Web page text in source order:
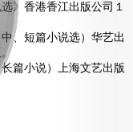
香港香江出版公司１
短篇小说选）华艺出
小说）上海文艺出版